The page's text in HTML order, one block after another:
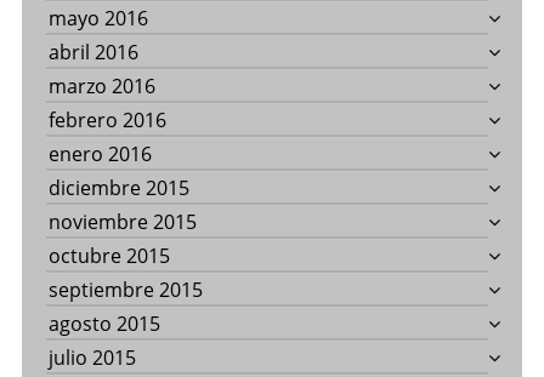
mayo 2016
abril 2016
marzo 2016
febrero 2016
enero 2016
diciembre 2015
noviembre 2015
octubre 2015
septiembre 2015
agosto 2015
julio 2015